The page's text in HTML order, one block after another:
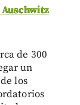
de 300
un
los